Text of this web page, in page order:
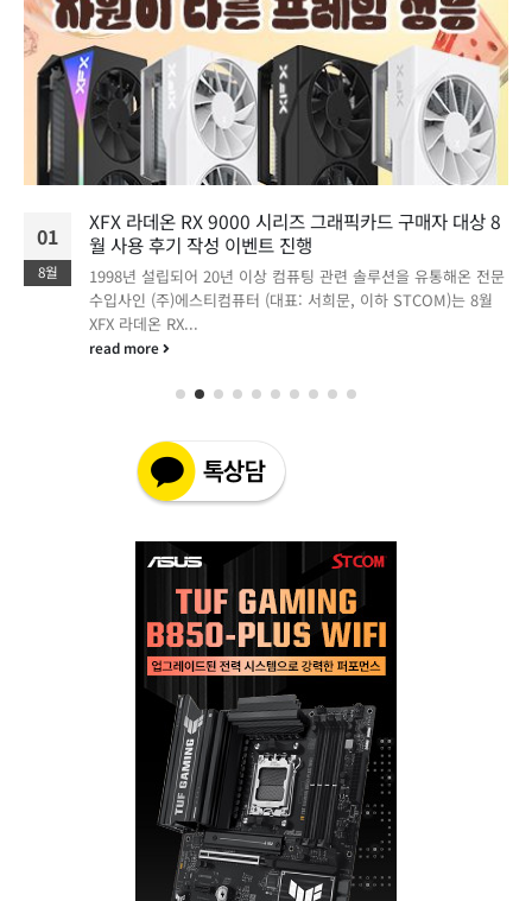
01
8월
STCOM, 8월 PNY 지포스 RTX 50 시리즈 그래픽카드
구매자 대상 사용기 작성 이벤트 진행
1998년 설립되어 20년 이상 컴퓨팅 관련 솔루션을 유통해온 전문
유통사인 (주)에스티컴퓨터(대표: 서희문, 이하 STCOM)는 2026
년 8월 PNY 지포스 RTX...
read more